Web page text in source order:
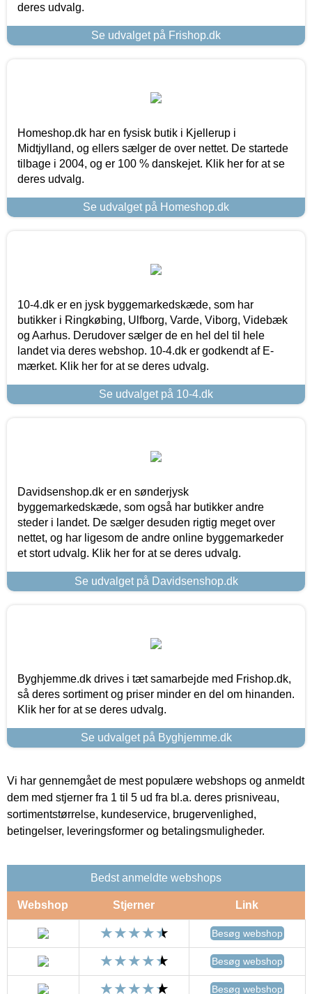
deres udvalg.
Se udvalget på Frishop.dk
Homeshop.dk har en fysisk butik i Kjellerup i
Midtjylland, og ellers sælger de over nettet. De startede
tilbage i 2004, og er 100 % danskejet. Klik her for at se
deres udvalg.
Se udvalget på Homeshop.dk
10-4.dk er en jysk byggemarkedskæde, som har
butikker i Ringkøbing, Ulfborg, Varde, Viborg, Videbæk
og Aarhus. Derudover sælger de en hel del til hele
landet via deres webshop. 10-4.dk er godkendt af E-
mærket. Klik her for at se deres udvalg.
Se udvalget på 10-4.dk
Davidsenshop.dk er en sønderjysk
byggemarkedskæde, som også har butikker andre
steder i landet. De sælger desuden rigtig meget over
nettet, og har ligesom de andre online byggemarkeder
et stort udvalg. Klik her for at se deres udvalg.
Se udvalget på Davidsenshop.dk
Byghjemme.dk drives i tæt samarbejde med Frishop.dk,
så deres sortiment og priser minder en del om hinanden.
Klik her for at se deres udvalg.
Se udvalget på Byghjemme.dk
Vi har gennemgået de mest populære webshops og anmeldt
dem med stjerner fra 1 til 5 ud fra bl.a. deres prisniveau,
sortimentstørrelse, kundeservice, brugervenlighed,
betingelser, leveringsformer og betalingsmuligheder.
Bedst anmeldte webshops
Webshop Stjerner Link
Besøg webshop
Besøg webshop
Besøg webshop